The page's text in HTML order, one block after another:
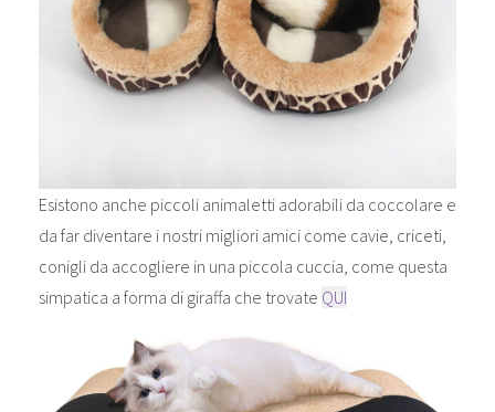
Esistono anche piccoli animaletti adorabili da coccolare e
da far diventare i nostri migliori amici come cavie, criceti,
conigli da accogliere in una piccola cuccia, come questa
simpatica a forma di giraffa che trovate QUI